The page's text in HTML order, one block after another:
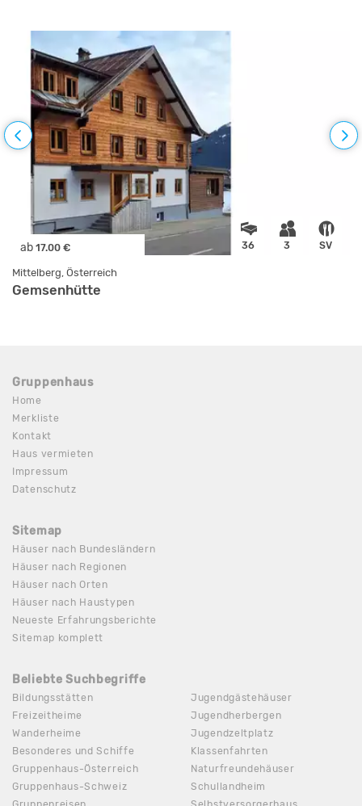
ab 17.00 € 36 3 SV
Mittelberg, Österreich
Gemsenhütte
Gruppenhaus
Home
Merkliste
Kontakt
Haus vermieten
Impressum
Datenschutz
Sitemap
Häuser nach Bundesländern
Häuser nach Regionen
Häuser nach Orten
Häuser nach Haustypen
Neueste Erfahrungsberichte
Sitemap komplett
Beliebte Suchbegriffe
Bildungsstätten
Freizeitheime
Wanderheime
Besonderes und Schiffe
Gruppenhaus-Österreich
Gruppenhaus-Schweiz
Jugendgästehäuser
Jugendherbergen
Jugendzeltplatz
Klassenfahrten
Naturfreundehäuser
Schullandheim